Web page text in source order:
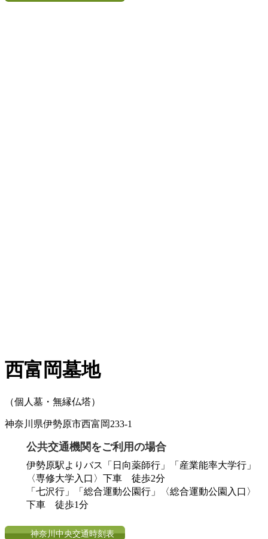
西富岡墓地
（個人墓・無縁仏塔）
神奈川県伊勢原市西富岡233-1
公共交通機関をご利用の場合
伊勢原駅よりバス「日向薬師行」「産業能率大学行」
〈専修大学入口〉下車 徒歩2分
「七沢行」「総合運動公園行」〈総合運動公園入口〉
下車 徒歩1分
神奈川中央交通時刻表